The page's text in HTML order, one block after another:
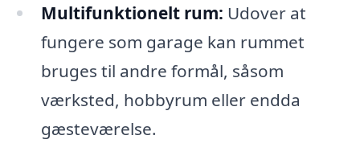
Multifunktionelt rum: Udover at
fungere som garage kan rummet
bruges til andre formål, såsom
værksted, hobbyrum eller endda
gæsteværelse.